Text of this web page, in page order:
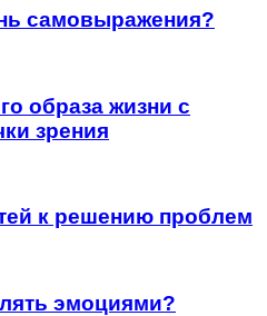
самовыражения?
образа жизни с
зрения
к решению проблем
эмоциями?